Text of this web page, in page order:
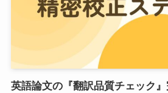
英語論文の『翻訳品質チェック